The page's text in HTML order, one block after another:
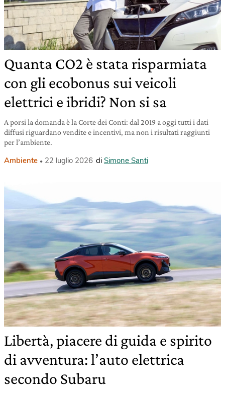
Quanta CO2 è stata risparmiata
con gli ecobonus sui veicoli
elettrici e ibridi? Non si sa
A porsi la domanda è la Corte dei Conti: dal 2019 a oggi tutti i dati
diffusi riguardano vendite e incentivi, ma non i risultati raggiunti
per l’ambiente.
Ambiente 22 luglio 2026 di Simone Santi
Libertà, piacere di guida e spirito
di avventura: l’auto elettrica
secondo Subaru